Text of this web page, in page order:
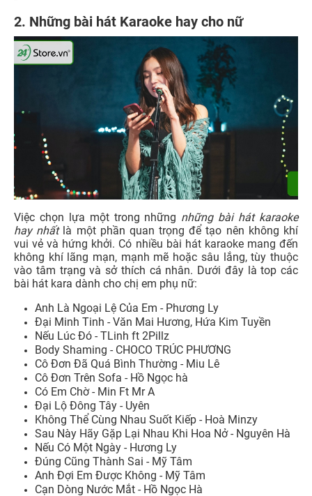
2. Những bài hát Karaoke hay cho nữ
Việc chọn lựa một trong những những bài hát karaoke
hay nhấtlà một phần quan trọng để tạo nên không khí
vui vẻ và hứng khởi. Có nhiều bài hát karaoke mang đến
không khí lãng mạn, mạnh mẽ hoặc sâu lắng, tùy thuộc
vào tâm trạng và sở thích cá nhân. Dưới đây là top các
bài hát kara dành cho chị em phụ nữ:
Anh Là Ngoại Lệ Của Em - Phương Ly
Đại Minh Tinh - Văn Mai Hương, Hứa Kim Tuyền
Nếu Lúc Đó - TLinh ft 2Pillz
Body Shaming - CHOCO TRÚC PHƯƠNG
Cô Đơn Đã Quá Bình Thường - Miu Lê
Cô Đơn Trên Sofa - Hồ Ngọc hà
Có Em Chờ - Min Ft Mr A
Đại Lộ Đông Tây - Uyên
Không Thể Cùng Nhau Suốt Kiếp - Hoà Minzy
Sau Này Hãy Gặp Lại Nhau Khi Hoa Nở - Nguyên Hà
Nếu Có Một Ngày - Hương Ly
Đúng Cũng Thành Sai - Mỹ Tâm
Anh Đợi Em Được Không - Mỹ Tâm
Cạn Dòng Nước Mắt - Hồ Ngọc Hà